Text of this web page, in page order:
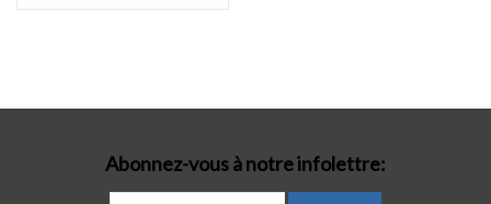
Abonnez-vous à notre infolettre: